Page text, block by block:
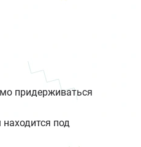
придерживаться
под